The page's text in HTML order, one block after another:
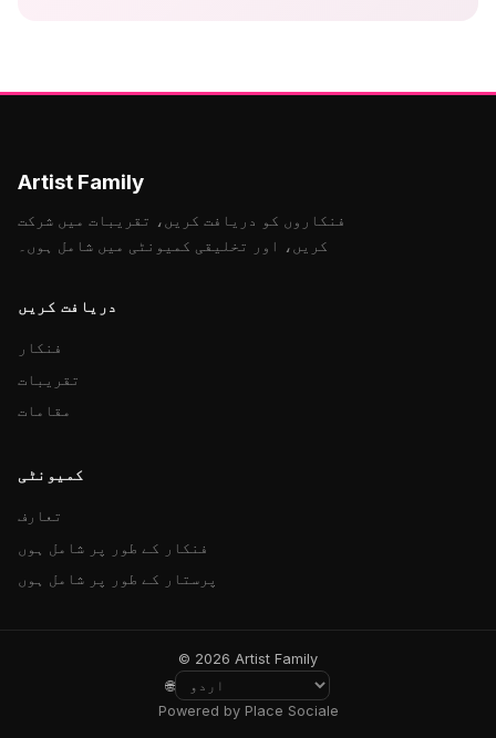
Artist Family
فنکاروں کو دریافت کریں، تقریبات میں شرکت
کریں، اور تخلیقی کمیونٹی میں شامل ہوں۔
دریافت کریں
فنکار
تقریبات
مقامات
کمیونٹی
تعارف
فنکار کے طور پر شامل ہوں
پرستار کے طور پر شامل ہوں
© 2026 Artist Family
🌐
Powered by Place Sociale